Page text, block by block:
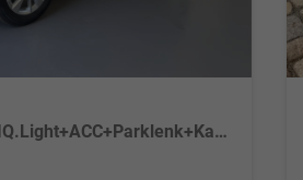
LIFE 115PS DSG AHK+IQ.Light+ACC+Parklenk+Kamera+Sitzheizung+Alu17+Keyless